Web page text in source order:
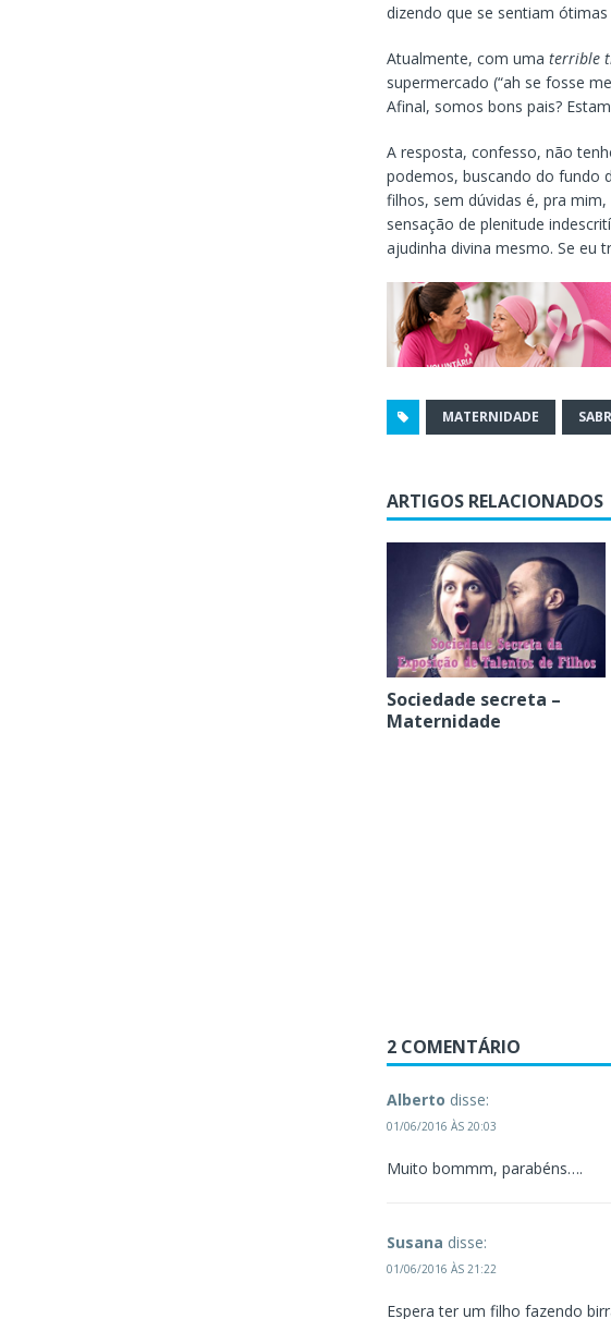
dizendo que se sentiam
Atualmente, com uma terrible
supermercado (“ah se fosse
Afinal, somos bons pais?
A resposta, confesso, não
podemos, buscando do fundo
filhos, sem dúvidas é, pra
sensação de plenitude
ajudinha divina mesmo. Se eu
MATERNIDADE
ARTIGOS RELACIONADOS
Sociedade secreta –
Maternidade
2 COMENTÁRIO
Alberto disse:
01/06/2016 ÀS 20:03
Muito bommm, parabéns….
Susana disse:
01/06/2016 ÀS 21:22
Espera ter um filho fazendo